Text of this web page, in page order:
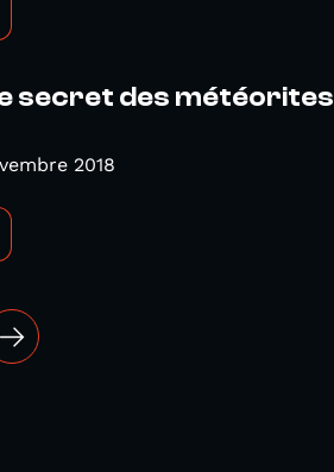
secret des météorites
2018